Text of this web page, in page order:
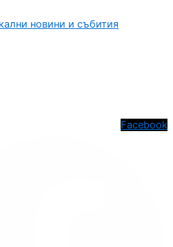
новини и събития
Facebook